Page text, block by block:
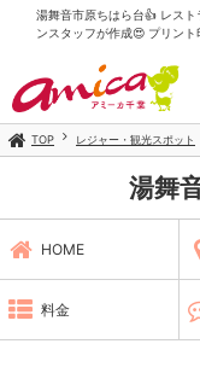
湯舞音市原ちはら台👍 レス
ンスタッフが作成😍 プリン
TOP レジャー・観光スポット
湯舞
HOME
料金